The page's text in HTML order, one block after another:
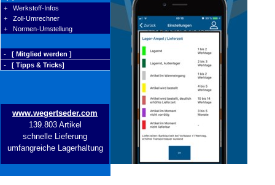
+ Werkstoff-Infos
+ Zoll-Umrechner
+ Normen-Umstellung
- [ Mitglied werden ]
- [ Tipps & Tricks]
www.wegertseder.com
139.803 Artikel
schnelle Lieferung
umfangreiche Lagerhaltung